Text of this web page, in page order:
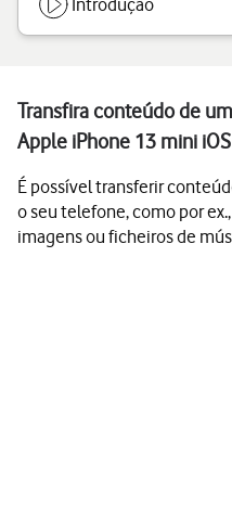
Introdução
Transfira conteúdo de
Apple iPhone 13 mini
É possível transferir
o seu telefone, como por
imagens ou ficheiros de